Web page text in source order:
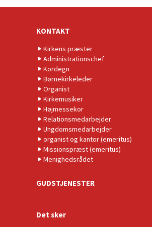
KONTAKT
Kirkens præster
Administrationschef
Kordegn
Børnekirkeleder
Organist
Kirkemusiker
Højmessekor
Relationsmedarbejder
Ungdomsmedarbejder
organist og kantor (emeritus)
Missionspræst (emeritus)
Menighedsrådet
GUDSTJENESTER
Det sker